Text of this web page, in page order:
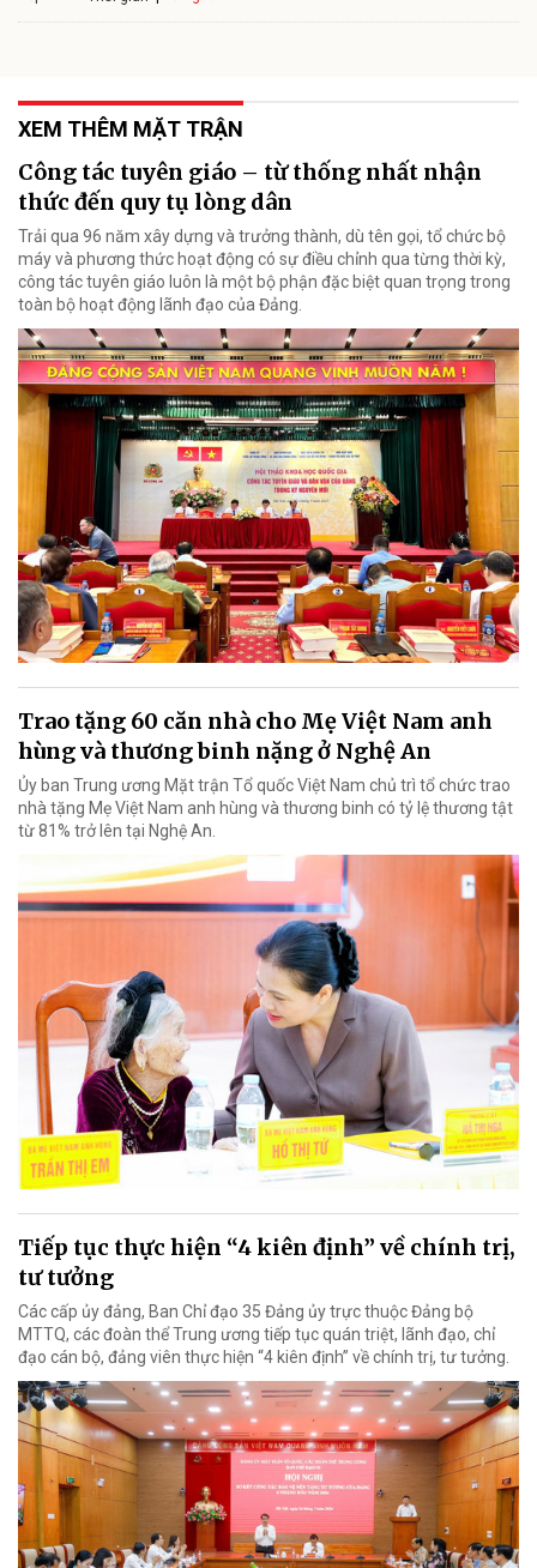
XEM THÊM MẶT TRẬN
Công tác tuyên giáo – từ thống nhất nhận
thức đến quy tụ lòng dân
Trải qua 96 năm xây dựng và trưởng thành, dù tên gọi, tổ chức bộ
máy và phương thức hoạt động có sự điều chỉnh qua từng thời kỳ,
công tác tuyên giáo luôn là một bộ phận đặc biệt quan trọng trong
toàn bộ hoạt động lãnh đạo của Đảng.
Trao tặng 60 căn nhà cho Mẹ Việt Nam anh
hùng và thương binh nặng ở Nghệ An
Ủy ban Trung ương Mặt trận Tổ quốc Việt Nam chủ trì tổ chức trao
nhà tặng Mẹ Việt Nam anh hùng và thương binh có tỷ lệ thương tật
từ 81% trở lên tại Nghệ An.
Tiếp tục thực hiện “4 kiên định” về chính trị,
tư tưởng
Các cấp ủy đảng, Ban Chỉ đạo 35 Đảng ủy trực thuộc Đảng bộ
MTTQ, các đoàn thể Trung ương tiếp tục quán triệt, lãnh đạo, chỉ
đạo cán bộ, đảng viên thực hiện “4 kiên định” về chính trị, tư tưởng.